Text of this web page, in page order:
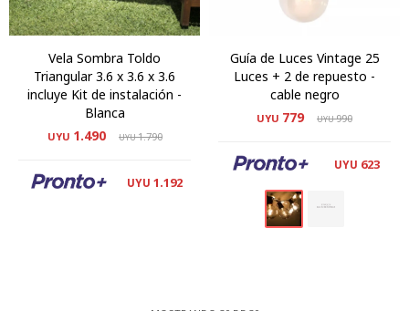
Vela Sombra Toldo
Triangular 3.6 x 3.6 x 3.6
incluye Kit de instalación -
Blanca
UYU 1.490 UYU1.790
UYU 1.192
Guía de Luces Vintage 25
Luces + 2 de repuesto -
cable negro
UYU 779 UYU990
UYU 623